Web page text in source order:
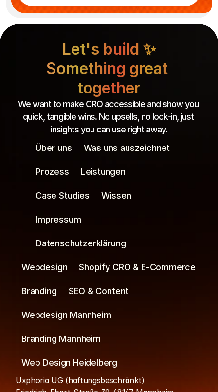
Let's build ✨
Something great
together
We want to make CRO accessible and show you
quick, tangible wins. No upsells, no lock-in, just
insights you can use right away.
Über uns
Was uns auszeichnet
Prozess Leistungen
Case Studies Wissen
Impressum
Datenschutzerklärung
Webdesign Shopify CRO & E-Commerce
Branding SEO & Content
Webdesign Mannheim
Branding Mannheim
Web Design Heidelberg
Uxphoria UG (haftungsbeschränkt)